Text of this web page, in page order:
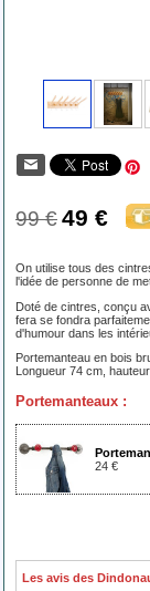
99 €49 €
On utilise tous des
l'idée de personne de
Doté de cintres, conçu
fera se fondra
d'humour dans les
Portemanteau en bois
Longueur 74 cm,
Portemanteaux :
24 €
Les avis des